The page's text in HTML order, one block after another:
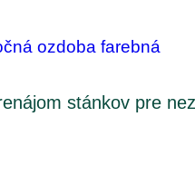
stánkov pre